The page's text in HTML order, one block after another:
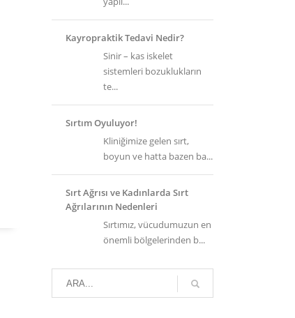
Kayropraktik Tedavi Nedir?
Sinir – kas iskelet
sistemleri bozuklukların
te...
Sırtım Oyuluyor!
Kliniğimize gelen sırt,
boyun ve hatta bazen ba...
Sırt Ağrısı ve Kadınlarda Sırt
Ağrılarının Nedenleri
Sırtımız, vücudumuzun en
önemli bölgelerinden b...